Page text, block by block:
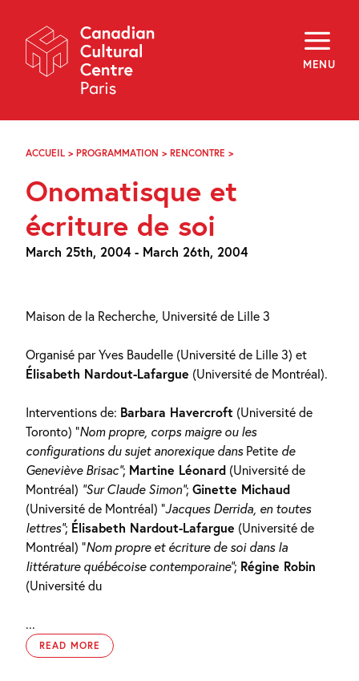
Navigation
MENU
About
Programming
Off-Site
Explore
Archives
i y
ACCUEIL > PROGRAMMATION > RENCONTRE >
DE
DU
ÉNIGME
Onomatisque et
écriture de soi
March 25th, 2004 - March 26th, 2004
Maison de la Recherche, Université de Lille 3
Organisé par Yves Baudelle (Université de Lille 3) et
Élisabeth Nardout-Lafargue (Université de Montréal).
Interventions de: Barbara Havercroft (Université de
Toronto) “Nom propre, corps maigre ou les
configurations du sujet anorexique dansPetite de
Geneviève Brisac”; Martine Léonard (Université de
Montréal) “Sur Claude Simon”; Ginette Michaud
(Université de Montréal) “Jacques Derrida, en toutes
lettres”; Élisabeth Nardout-Lafargue (Université de
Montréal) “Nom propre et écriture de soi dans la
littérature québécoise contemporaine”; Régine Robin
(Université du
...
READ MORE